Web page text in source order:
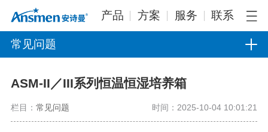
产品 方案 服务 联系
常见问题
ASM-II／III系列恒温恒湿培养箱
栏目： 常见问题 时间：2025-10-04 10:01:21